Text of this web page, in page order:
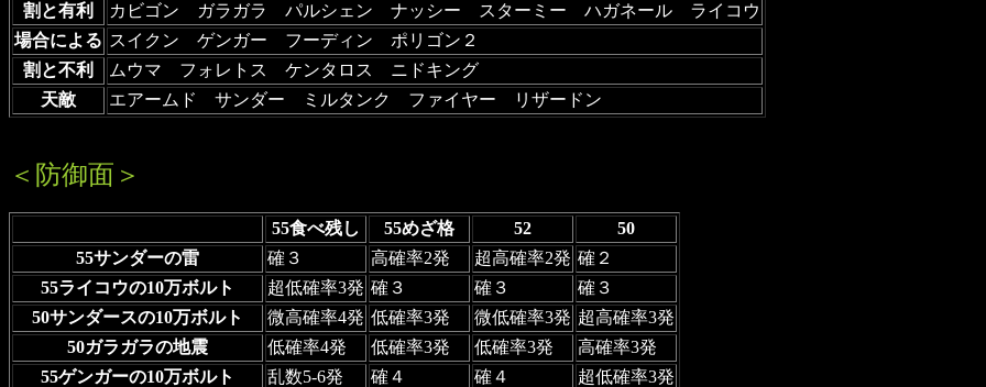
割と有利
カビゴン ガラガラ パルシェン ナッシー スターミー ハガネール ライコウ
場合による スイクン ゲンガー フーディン ポリゴン２
割と不利
ムウマ フォレトス ケンタロス ニドキング
天敵
エアームド サンダー ミルタンク ファイヤー リザードン
＜防御面＞
55食べ残し 55めざ格 52
50
55サンダーの雷
確３ 高確率2発 超高確率2発 確２
55ライコウの10万ボルト
超低確率3発 確３ 確３
確３
50サンダースの10万ボルト
微高確率4発 低確率3発 微低確率3発 超高確率3発
50ガラガラの地震
低確率4発 低確率3発 低確率3発
高確率3発
55ゲンガーの10万ボルト
乱数5-6発 確４ 確４
超低確率3発